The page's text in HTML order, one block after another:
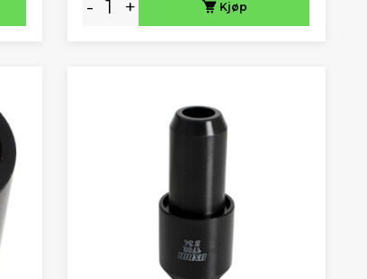
- + Kjøp